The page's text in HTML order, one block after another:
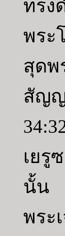
ทรง
พระ
สุดพ
สัญญ
เยรู
นั้น
พระ